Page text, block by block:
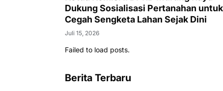
Dukung Sosialisasi Pertanahan untuk
Cegah Sengketa Lahan Sejak Dini
Juli 15, 2026
Failed to load posts.
Berita Terbaru